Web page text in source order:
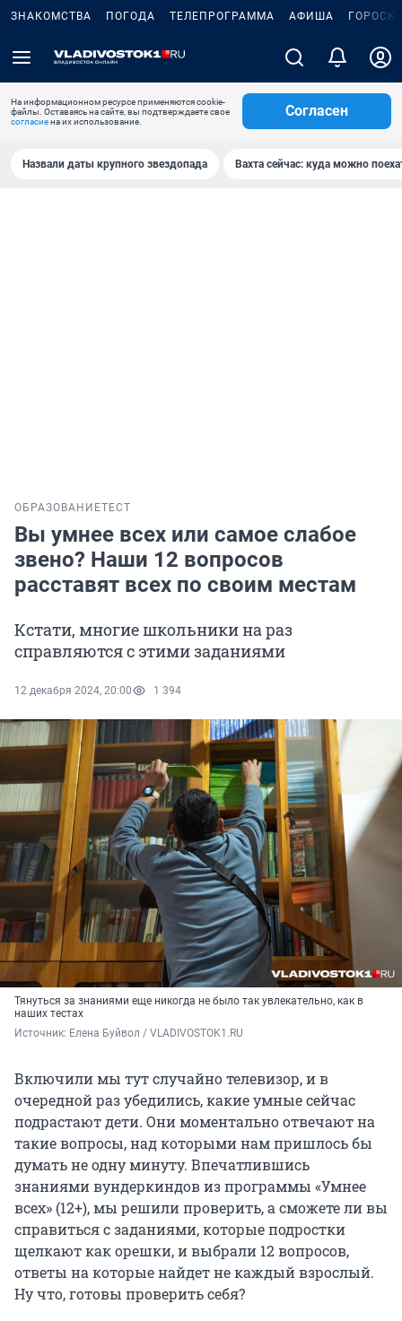
ЗНАКОМСТВА ПОГОДА ТЕЛЕПРОГРАММА АФИША
На информационном ресурсе применяются cookie-
файлы. Оставаясь на сайте, вы подтверждаете свое
согласиена их использование.
Согласен
Назвали даты крупного звездопада Вахта сейчас: куда можно
ОБРАЗОВАНИЕТЕСТ
Вы умнее всех или самое слабое
звено? Наши 12 вопросов
расставят всех по своим местам
Кстати, многие школьники на раз
справляются с этими заданиями
12 декабря 2024, 20:00 1 394
Тянуться за знаниями еще никогда не было так увлекательно, как в
наших тестах
Источник: Елена Буйвол / VLADIVOSTOK1.RU
Включили мы тут случайно телевизор, и в
очередной раз убедились, какие умные сейчас
подрастают дети. Они моментально отвечают на
такие вопросы, над которыми нам пришлось бы
думать не одну минуту. Впечатлившись
знаниями вундеркиндов из программы «Умнее
всех» (12+), мы решили проверить, а сможете ли вы
справиться с заданиями, которые подростки
щелкают как орешки, и выбрали 12 вопросов,
ответы на которые найдет не каждый взрослый.
Ну что, готовы проверить себя?